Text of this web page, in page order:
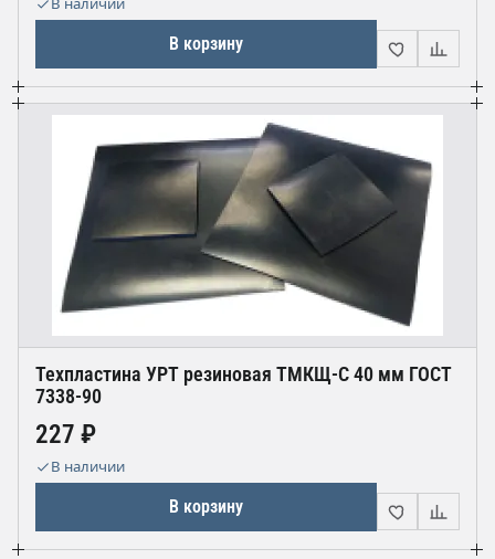
В корзину
Техпластина УРТ резиновая ТМКЩ-С 40 мм ГОСТ
7338-90
227 ₽
В наличии
В корзину